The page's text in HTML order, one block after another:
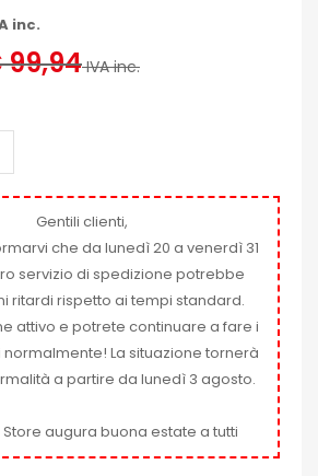
inc.
IVA inc.
Gentili clienti,
che da lunedì 20 a venerdì 31
servizio di spedizione potrebbe
ritardi rispetto ai tempi standard.
attivo e potrete continuare a fare i
La situazione tornerà
a partire da lunedì 3 agosto.
augura buona estate a tutti